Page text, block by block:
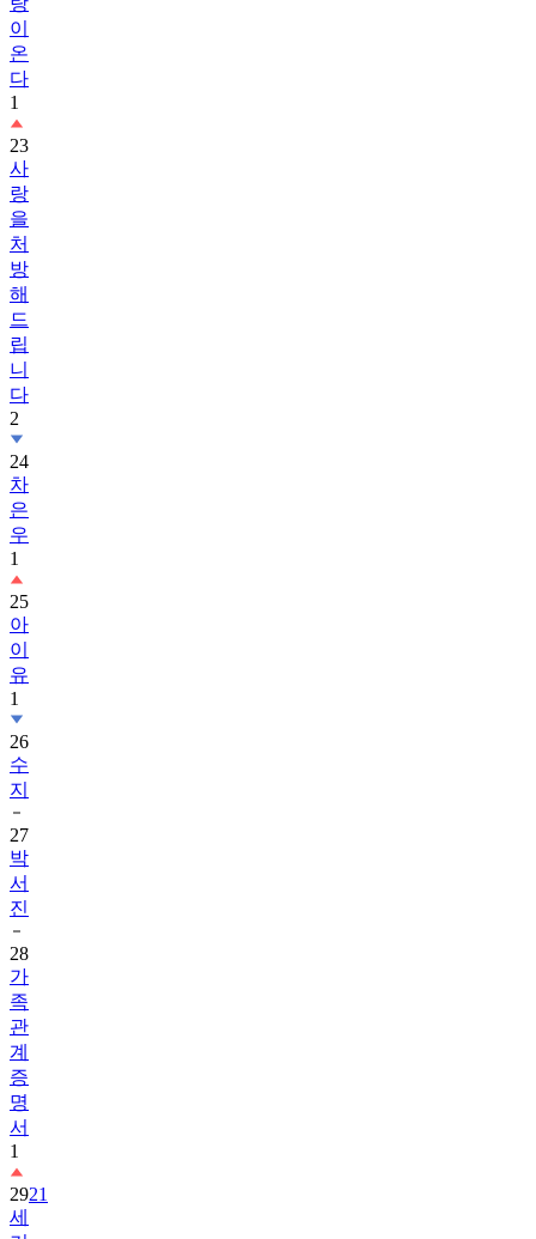
이
온
다
1
23
사
랑
을
처
방
해
드
립
니
다
2
24
차
은
우
1
25
아
이
유
1
26
수
지
27
박
서
진
28
가
족
관
계
증
명
서
1
2921
세